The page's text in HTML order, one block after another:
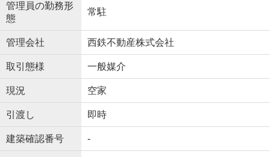
管理員の勤務形
態
常駐
管理会社 西鉄不動産株式会社
取引態様 一般媒介
現況 空家
引渡し 即時
建築確認番号 -